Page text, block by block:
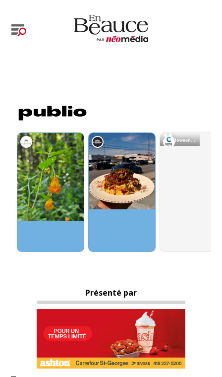
Présenté par